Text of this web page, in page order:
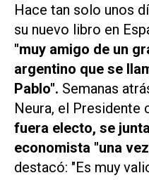
Hace tan solo unos
su nuevo libro en
"muy amigo de un
argentino que se
Pablo". Semanas
Neura, el Presidente
fuera electo, se
economista "una
destacó: "Es muy